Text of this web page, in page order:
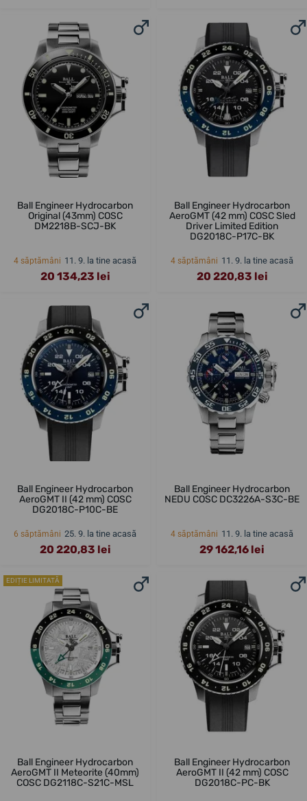
Ball Engineer Hydrocarbon
Original (43mm) COSC
DM2218B-SCJ-BK
4 săptămâni 11. 9. la tine acasă
20 134,23 lei
Ball Engineer Hydrocarbon
AeroGMT (42 mm) COSC Sled
Driver Limited Edition
DG2018C-P17C-BK
4 săptămâni 11. 9. la tine acasă
20 220,83 lei
Ball Engineer Hydrocarbon
AeroGMT II (42 mm) COSC
DG2018C-P10C-BE
6 săptămâni 25. 9. la tine acasă
20 220,83 lei
Ball Engineer Hydrocarbon
NEDU COSC DC3226A-S3C-BE
4 săptămâni 11. 9. la tine acasă
29 162,16 lei
EDIȚIE LIMITATĂ
Ball Engineer Hydrocarbon
AeroGMT II Meteorite (40mm)
COSC DG2118C-S21C-MSL
Ball Engineer Hydrocarbon
AeroGMT II (42 mm) COSC
DG2018C-PC-BK